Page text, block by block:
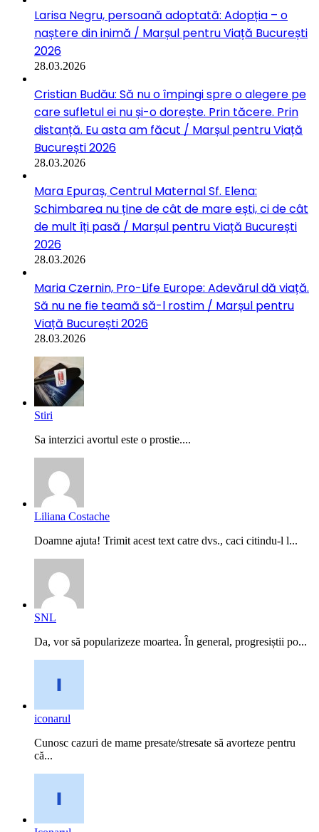
Larisa Negru, persoană adoptată: Adopția – o
naștere din inimă / Marșul pentru Viață București
2026
28.03.2026
Cristian Budău: Să nu o împingi spre o alegere pe
care sufletul ei nu și-o dorește. Prin tăcere. Prin
distanță. Eu asta am făcut / Marșul pentru Viață
București 2026
28.03.2026
Mara Epuraș, Centrul Maternal Sf. Elena:
Schimbarea nu ține de cât de mare ești, ci de cât
de mult îți pasă / Marșul pentru Viață București
2026
28.03.2026
Maria Czernin, Pro-Life Europe: Adevărul dă viață.
Să nu ne fie teamă să-l rostim / Marșul pentru
Viață București 2026
28.03.2026
Stiri
Sa interzici avortul este o prostie....
Liliana Costache
Doamne ajuta! Trimit acest text catre dvs., caci citindu-l l...
SNL
Da, vor să popularizeze moartea. În general, progresiștii po...
iconarul
Cunosc cazuri de mame presate/stresate să avorteze pentru
că...